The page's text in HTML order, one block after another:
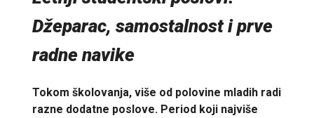
Džeparac, samostalnost i prve
radne navike
Tokom školovanja, više od polovine mladih radi
razne dodatne poslove. Period koji najviše